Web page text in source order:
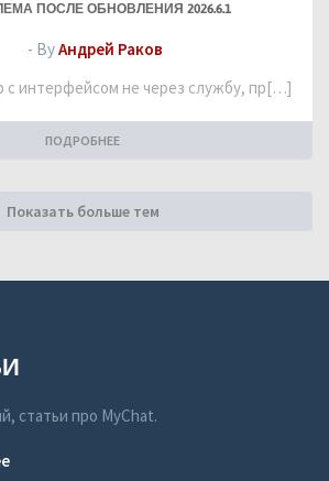
ПОСЛЕ ОБНОВЛЕНИЯ 2026.6.1
- ByАндрей Раков
с интерфейсом не через службу, пр[…]
ПОДРОБНЕЕ
Показать больше тем
статьи про MyChat.